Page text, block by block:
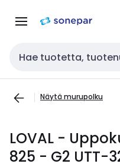
navigointiinsisältöön
Haku
Näytä murupolku
LOVAL -
825 - G2 UTT-